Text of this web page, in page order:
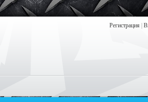
Регистрация